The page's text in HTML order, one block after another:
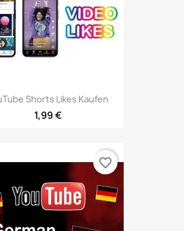
Shorts Likes Kaufen
1,99 €
favorite_border